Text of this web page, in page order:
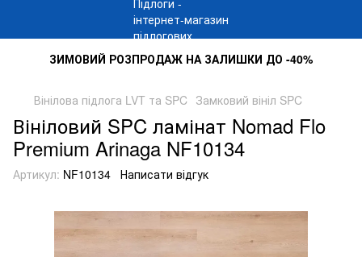
ЗИМОВИЙ РОЗПРОДАЖ НА ЗАЛИШКИ ДО -40%
Вінілова підлога LVT та SPC Замковий вініл SPC
Вініловий SPC ламінат Nomad Flo
Premium Arinaga NF10134
Артикул: NF10134 Написати відгук